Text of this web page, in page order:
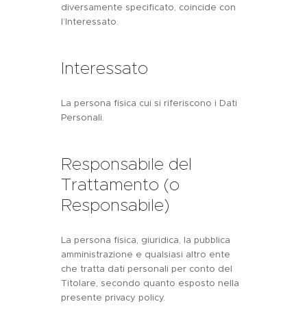
diversamente specificato, coincide con
l’Interessato.
Interessato
La persona fisica cui si riferiscono i Dati
Personali.
Responsabile del
Trattamento (o
Responsabile)
La persona fisica, giuridica, la pubblica
amministrazione e qualsiasi altro ente
che tratta dati personali per conto del
Titolare, secondo quanto esposto nella
presente privacy policy.